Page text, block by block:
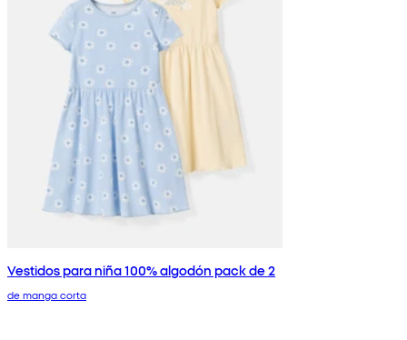
Vestidos para niña 100% algodón pack de 2
de manga corta